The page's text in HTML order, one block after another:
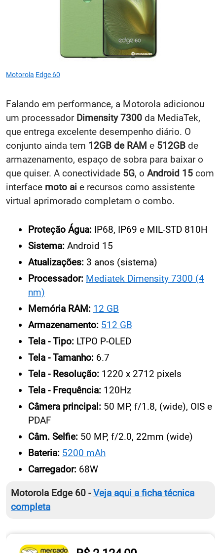
Falando em performance, a Motorola adicionou
um processadorDimensity 7300da MediaTek,
que entrega excelente desempenho diário. O
conjunto ainda tem12GB de RAM e512GBde
armazenamento, espaço de sobra para baixar o
que quiser. A conectividade 5G, oAndroid 15com
interfacemoto aie recursos como assistente
virtual aprimorado completam o combo.
Proteção Água:IP68, IP69 e MIL-STD 810H
Sistema:Android 15
Atualizações: 3 anos (sistema)
Processador:
nm)
Memória RAM: 12 GB
Armazenamento: 512 GB
Tela - Tipo:LTPO P-OLED
Tela - Tamanho:6.7
Tela - Resolução:1220 x 2712 pixels
Tela - Frequência: 120Hz
Câmera principal:
PDAF
Câm. Selfie:50 MP, f/2.0, 22mm (wide)
Bateria: 5200 mAh
Carregador:68W
Motorola Edge 60 -